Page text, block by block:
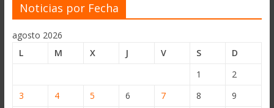
Noticias por Fecha
agosto 2026
L
M X J V S
D
1
2
3
4 5 6 7 8
9